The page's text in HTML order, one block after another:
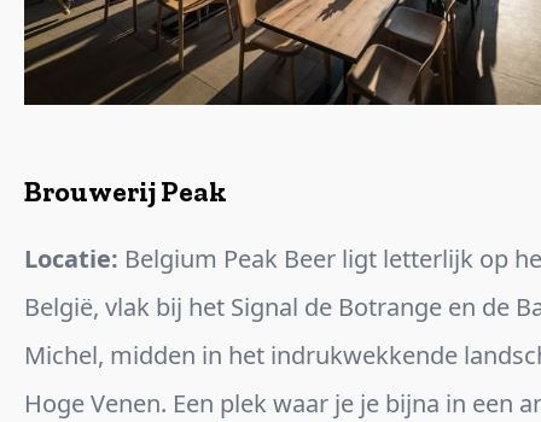
Brouwerij Peak
Locatie: Belgium Peak Beer ligt letterlijk op
België, vlak bij het Signal de Botrange en de
Michel, midden in het indrukwekkende
Hoge Venen. Een plek waar je je bijna in een